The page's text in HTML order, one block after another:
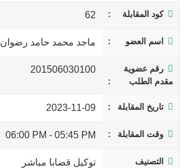
كود المقابلة 62
اسم العضو ماجد محمد حامد رضوان
رقم عضوية
مقدم الطلب
201506030100
تاريخ المقابلة 2023-11-09
وقت المقابلة 05:45 PM
-
06:00 PM
التصنيف
توكيل قضابا مباشر